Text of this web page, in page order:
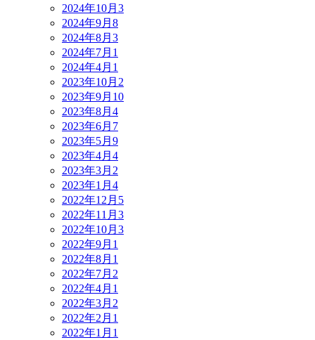
2024年10月 3
2024年9月 8
2024年8月 3
2024年7月 1
2024年4月 1
2023年10月 2
2023年9月 10
2023年8月 4
2023年6月 7
2023年5月 9
2023年4月 4
2023年3月 2
2023年1月 4
2022年12月 5
2022年11月 3
2022年10月 3
2022年9月 1
2022年8月 1
2022年7月 2
2022年4月 1
2022年3月 2
2022年2月 1
2022年1月 1